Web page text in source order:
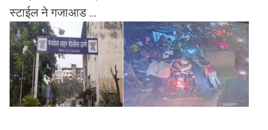
स्टाईल ने गजाआड ...